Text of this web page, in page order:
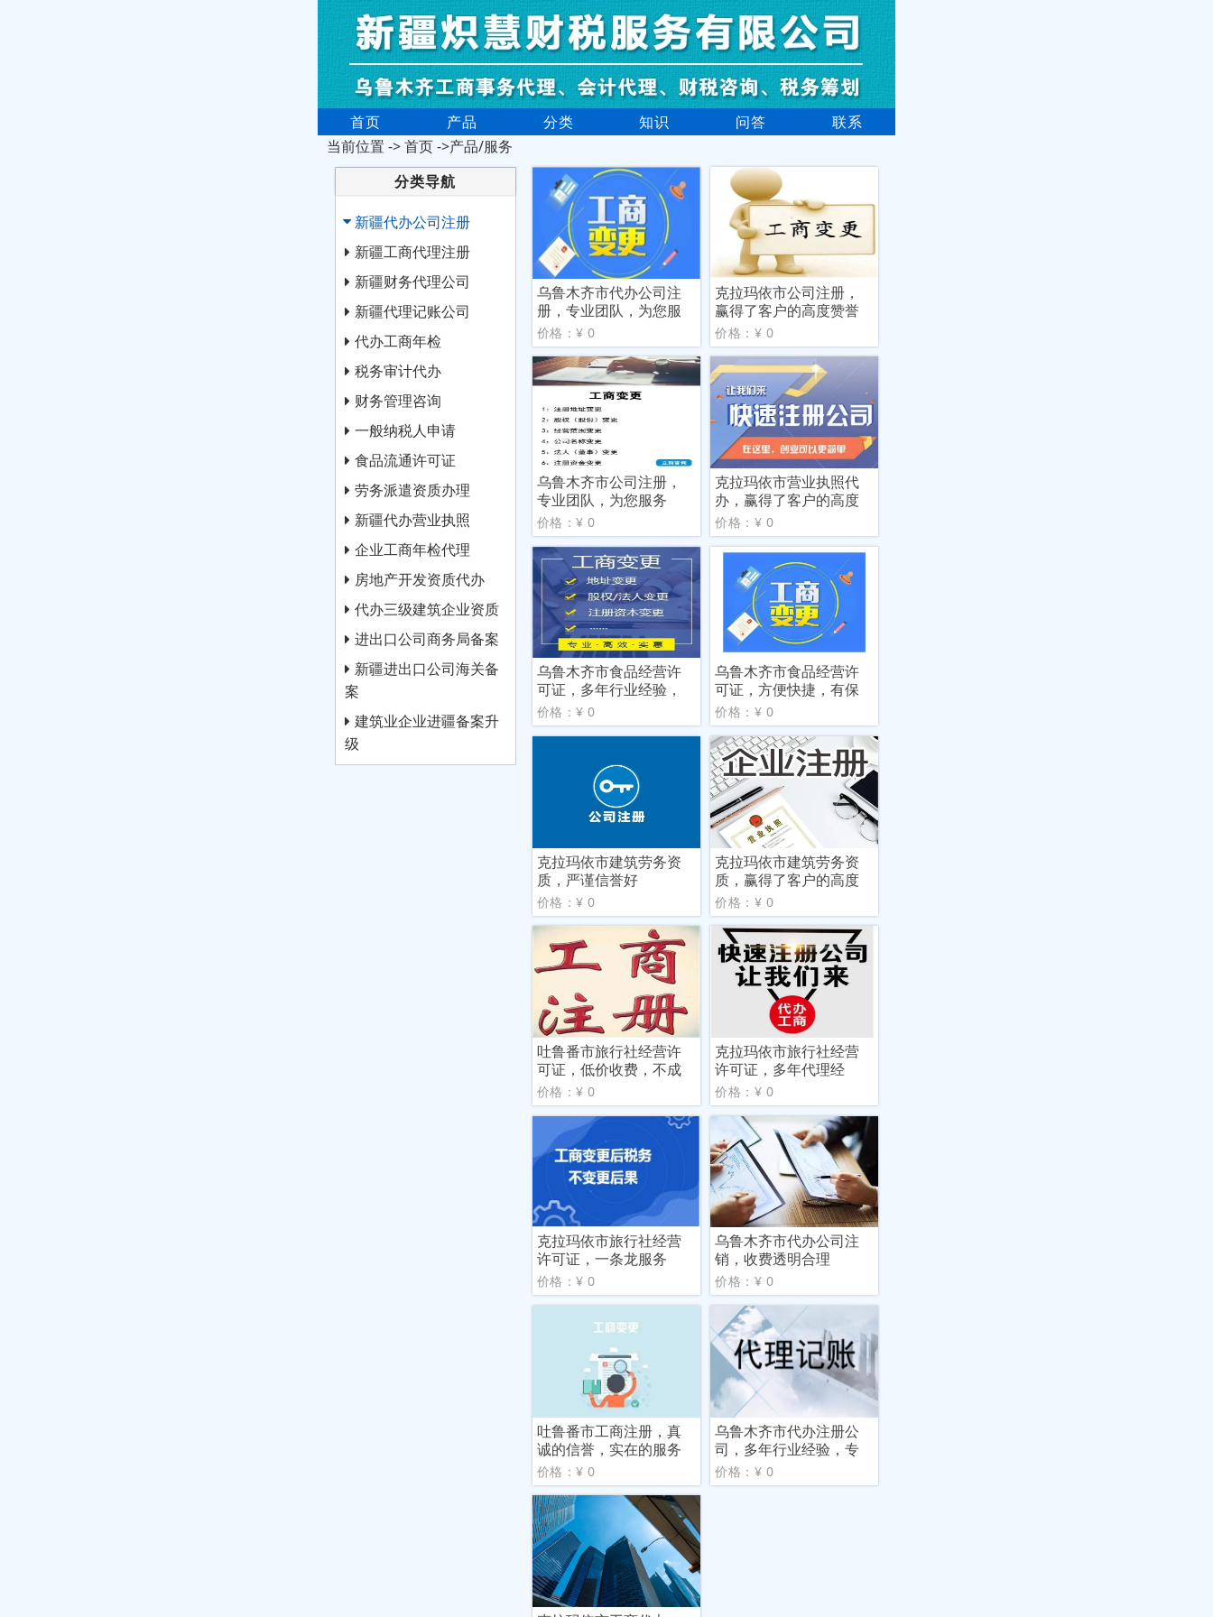
首页 产品 分类 知识 问答
联系
当前位置 ->首页->产品/服务
分类导航
新疆代办公司注册
新疆工商代理注册
新疆财务代理公司
新疆代理记账公司
代办工商年检
税务审计代办
财务管理咨询
一般纳税人申请
食品流通许可证
劳务派遣资质办理
新疆代办营业执照
企业工商年检代理
房地产开发资质代办
代办三级建筑企业资质
进出口公司商务局备案
新疆进出口公司海关备
案
建筑业企业进疆备案升
级
乌鲁木齐市代办公司注
册，专业团队，为您服
务
价格：¥ 0
克拉玛依市公司注册，
赢得了客户的高度赞誉
价格：¥ 0
乌鲁木齐市公司注册，
专业团队，为您服务
价格：¥ 0
克拉玛依市营业执照代
办，赢得了客户的高度
赞誉
价格：¥ 0
乌鲁木齐市食品经营许
可证，多年行业经验，
专业
价格：¥ 0
乌鲁木齐市食品经营许
可证，方便快捷，有保
障
价格：¥ 0
克拉玛依市建筑劳务资
质，严谨信誉好
价格：¥ 0
克拉玛依市建筑劳务资
质，赢得了客户的高度
赞誉
价格：¥ 0
吐鲁番市旅行社经营许
可证，低价收费，不成
功就
价格：¥ 0
克拉玛依市旅行社经营
许可证，多年代理经
验，全
价格：¥ 0
克拉玛依市旅行社经营
许可证，一条龙服务
价格：¥ 0
乌鲁木齐市代办公司注
销，收费透明合理
价格：¥ 0
吐鲁番市工商注册，真
诚的信誉，实在的服务
价格：¥ 0
乌鲁木齐市代办注册公
司，多年行业经验，专
业团
价格：¥ 0